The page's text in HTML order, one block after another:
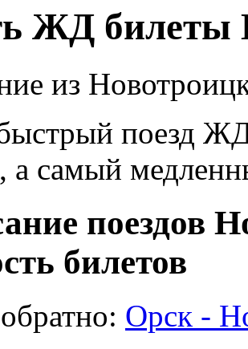
ЖД билеты
из
поезд ЖД
самый
поездов
билетов
Орск -